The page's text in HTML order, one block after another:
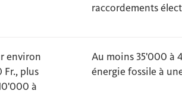
raccordements
environ
plus
à
Au moins 35'000 à
énergie fossile à